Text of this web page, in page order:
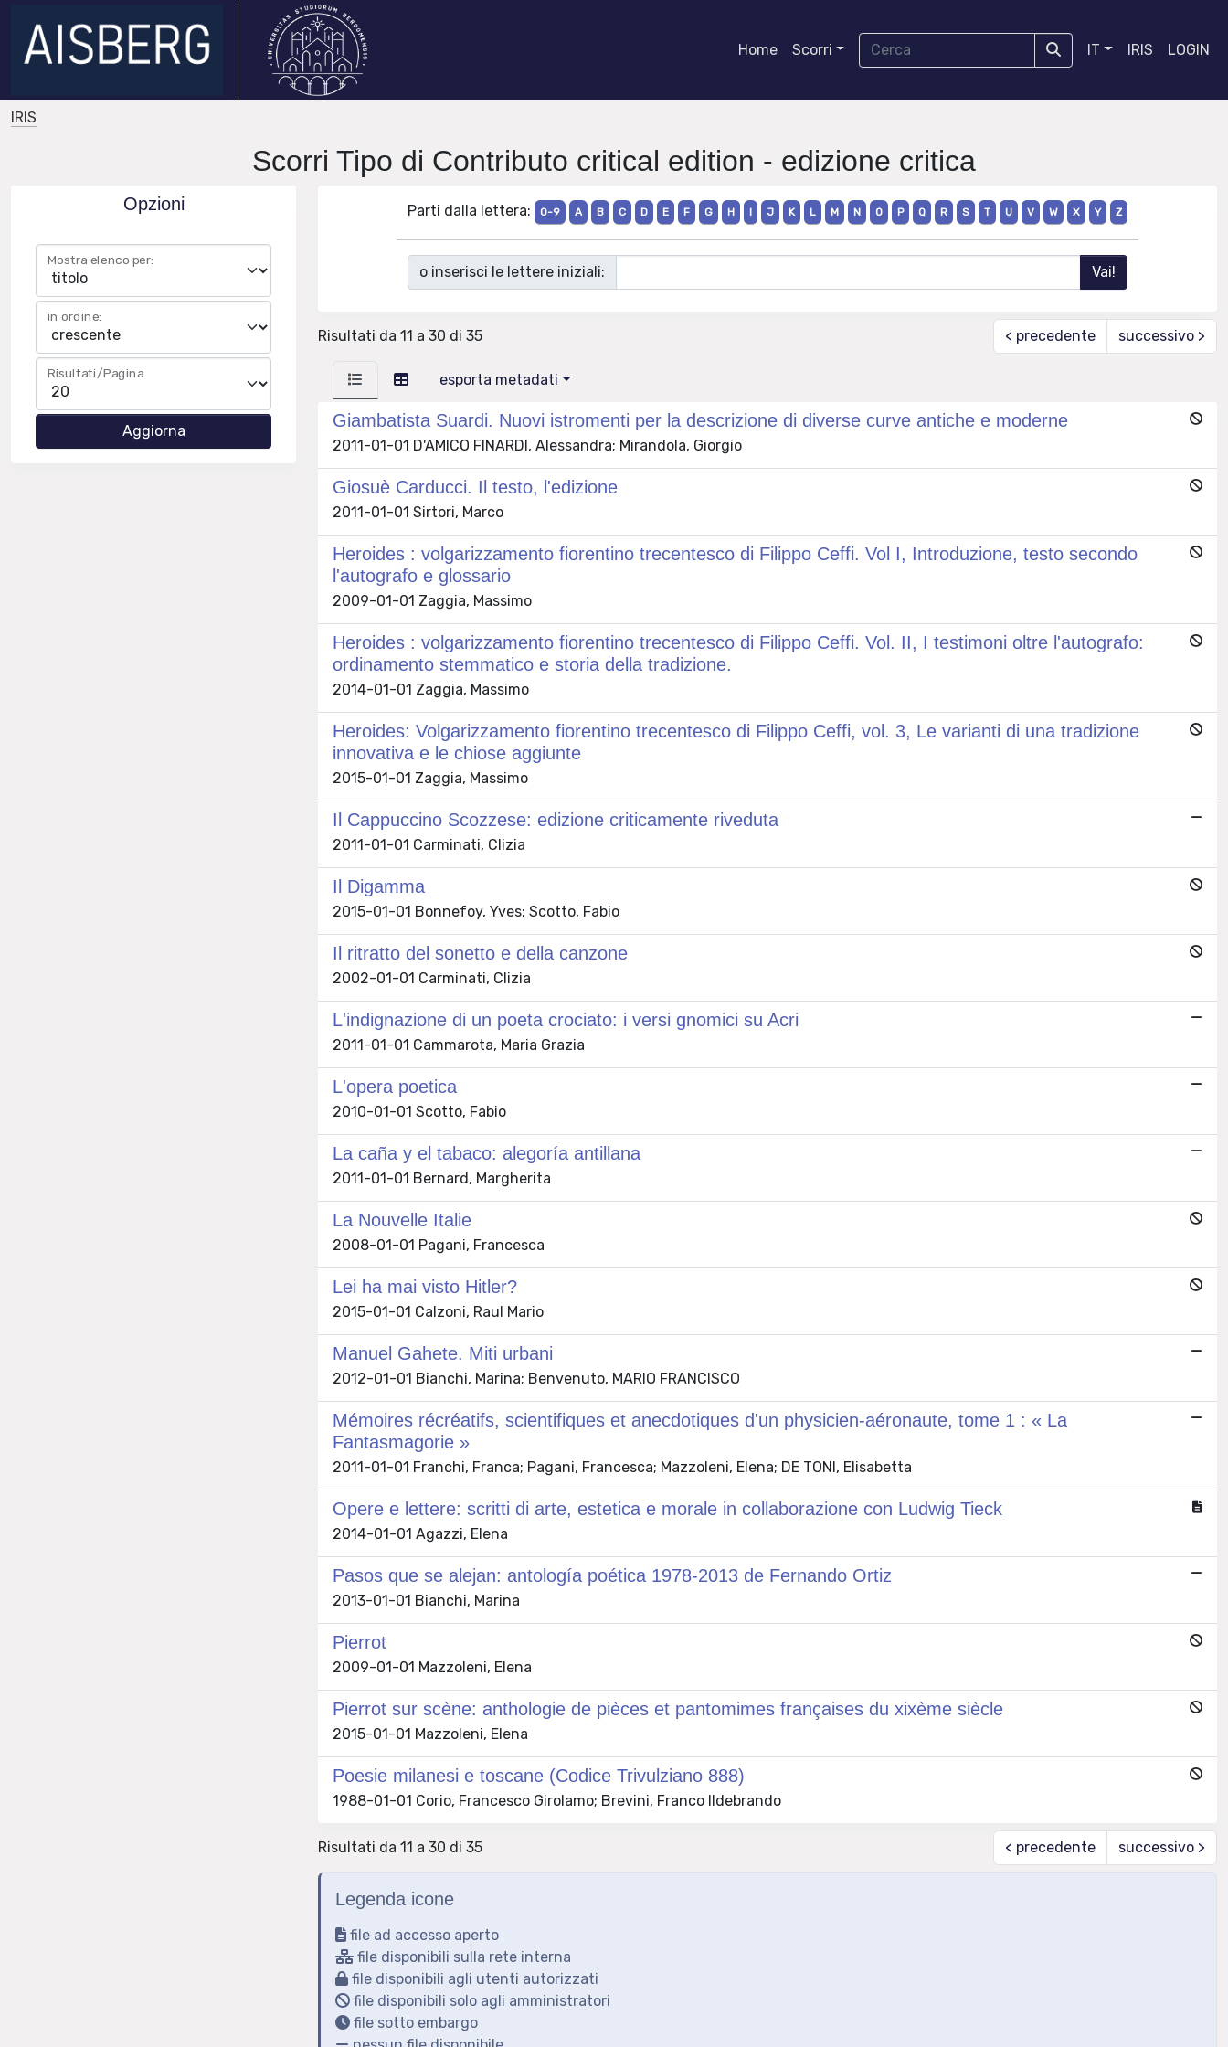
Home Scorri IT IRIS LOGIN
IRIS
Scorri Tipo di Contributo critical edition - edizione critica
Opzioni
Mostra elenco per:
in ordine:
Risultati/Pagina
Parti dalla lettera: 0-9 A B C D E F G H I J K L M N O P Q R S T U V W X Y Z
o inserisci le lettere iniziali:
Risultati da 11 a 30 di 35 < precedente successivo >
esporta metadati
Giambatista Suardi. Nuovi istromenti per la descrizione di diverse curve antiche e moderne
2011-01-01 D'AMICO FINARDI, Alessandra; Mirandola, Giorgio
Giosuè Carducci. Il testo, l'edizione
2011-01-01 Sirtori, Marco
Heroides : volgarizzamento fiorentino trecentesco di Filippo Ceffi. Vol I, Introduzione, testo secondo
l'autografo e glossario
2009-01-01 Zaggia, Massimo
Heroides : volgarizzamento fiorentino trecentesco di Filippo Ceffi. Vol. II, I testimoni oltre l'autografo:
ordinamento stemmatico e storia della tradizione.
2014-01-01 Zaggia, Massimo
Heroides: Volgarizzamento fiorentino trecentesco di Filippo Ceffi, vol. 3, Le varianti di una tradizione
innovativa e le chiose aggiunte
2015-01-01 Zaggia, Massimo
Il Cappuccino Scozzese: edizione criticamente riveduta
2011-01-01 Carminati, Clizia
Il Digamma
2015-01-01 Bonnefoy, Yves; Scotto, Fabio
Il ritratto del sonetto e della canzone
2002-01-01 Carminati, Clizia
L'indignazione di un poeta crociato: i versi gnomici su Acri
2011-01-01 Cammarota, Maria Grazia
L'opera poetica
2010-01-01 Scotto, Fabio
La caña y el tabaco: alegoría antillana
2011-01-01 Bernard, Margherita
La Nouvelle Italie
2008-01-01 Pagani, Francesca
Lei ha mai visto Hitler?
2015-01-01 Calzoni, Raul Mario
Manuel Gahete. Miti urbani
2012-01-01 Bianchi, Marina; Benvenuto, MARIO FRANCISCO
Mémoires récréatifs, scientifiques et anecdotiques d'un physicien-aéronaute, tome 1 : « La
Fantasmagorie »
2011-01-01 Franchi, Franca; Pagani, Francesca; Mazzoleni, Elena; DE TONI, Elisabetta
Opere e lettere: scritti di arte, estetica e morale in collaborazione con Ludwig Tieck
2014-01-01 Agazzi, Elena
Pasos que se alejan: antología poética 1978-2013 de Fernando Ortiz
2013-01-01 Bianchi, Marina
Pierrot
2009-01-01 Mazzoleni, Elena
Pierrot sur scène: anthologie de pièces et pantomimes françaises du xixème siècle
2015-01-01 Mazzoleni, Elena
Poesie milanesi e toscane (Codice Trivulziano 888)
1988-01-01 Corio, Francesco Girolamo; Brevini, Franco Ildebrando
Risultati da 11 a 30 di 35 < precedente successivo >
Legenda icone
file ad accesso aperto
file disponibili sulla rete interna
file disponibili agli utenti autorizzati
file disponibili solo agli amministratori
file sotto embargo